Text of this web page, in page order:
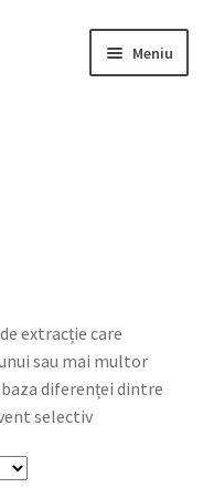
Meniu
extracție care
sau mai multor
diferenței dintre
selectiv